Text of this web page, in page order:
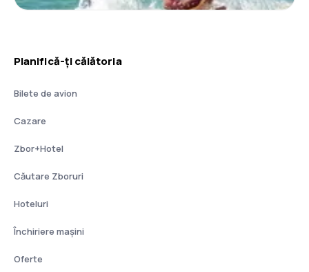
Planifică-ți călătoria
Bilete de avion
Cazare
Zbor+Hotel
Căutare Zboruri
Hoteluri
Închiriere mașini
Oferte